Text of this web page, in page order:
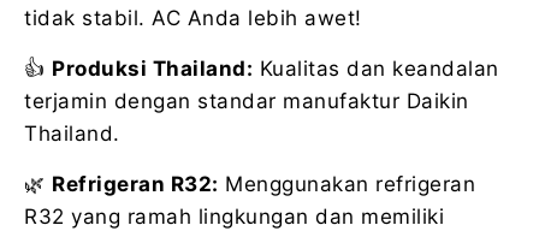
tidak stabil. AC Anda lebih awet!
👍 Produksi Thailand: Kualitas dan keandalan
terjamin dengan standar manufaktur Daikin
Thailand.
🌿 Refrigeran R32: Menggunakan refrigeran
R32 yang ramah lingkungan dan memiliki